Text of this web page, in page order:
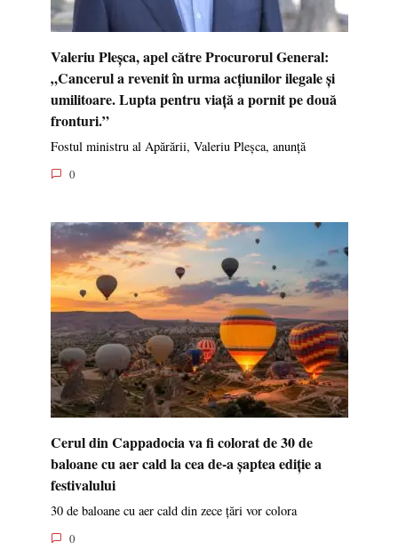
Valeriu Pleșca, apel către Procurorul General:
„Cancerul a revenit în urma acțiunilor ilegale și
umilitoare. Lupta pentru viață a pornit pe două
fronturi.”
Fostul ministru al Apărării, Valeriu Pleșca, anunță
0
Cerul din Cappadocia va fi colorat de 30 de
baloane cu aer cald la cea de-a șaptea ediție a
festivalului
30 de baloane cu aer cald din zece țări vor colora
0